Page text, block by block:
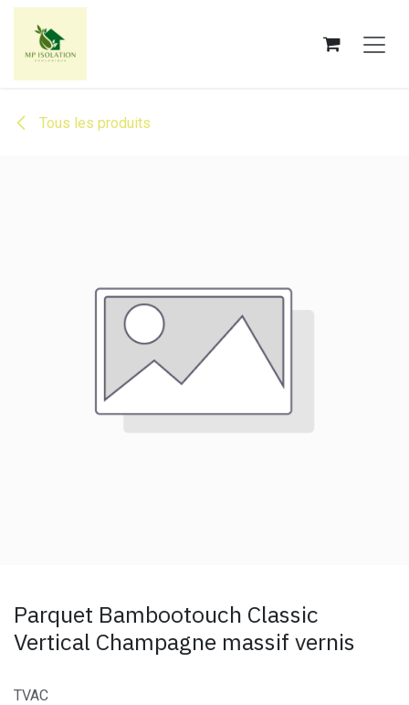
Se rendre au contenu
Tous les produits
Parquet Bambootouch Classic
Vertical Champagne massif vernis
TVAC